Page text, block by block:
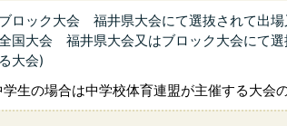
ブロック大会 福井県大会にて選抜されて出
国大会 福井県大会又はブロック大会にて
る大会)
生の場合は中学校体育連盟が主催する大会